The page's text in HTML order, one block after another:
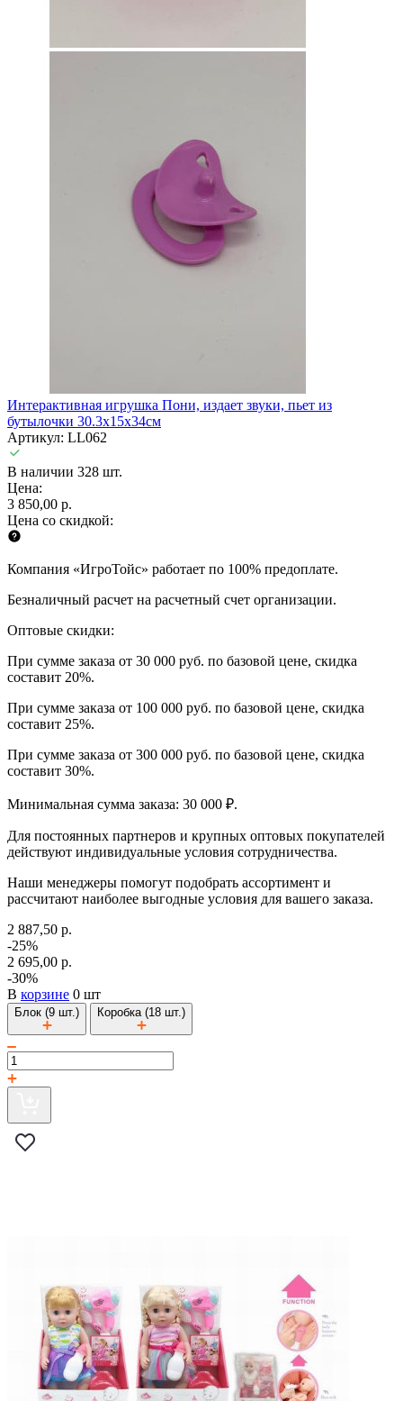
Интерактивная игрушка Пони, издает звуки, пьет из
бутылочки 30.3х15х34см
Артикул: LL062
В наличии 328 шт.
Цена:
3 850,00 р.
Цена со скидкой:
Компания «ИгроТойс» работает по 100% предоплате.
Безналичный расчет на расчетный счет организации.
Оптовые скидки:
При сумме заказа от 30 000 руб. по базовой цене, скидка
составит 20%.
При сумме заказа от 100 000 руб. по базовой цене, скидка
составит 25%.
При сумме заказа от 300 000 руб. по базовой цене, скидка
составит 30%.
Минимальная сумма заказа: 30 000 ₽.
Для постоянных партнеров и крупных оптовых покупателей
действуют индивидуальные условия сотрудничества.
Наши менеджеры помогут подобрать ассортимент и
рассчитают наиболее выгодные условия для вашего заказа.
2 887,50 р.
-25%
2 695,00 р.
-30%
В корзине 0 шт
Блок (9 шт.) Коробка (18 шт.)